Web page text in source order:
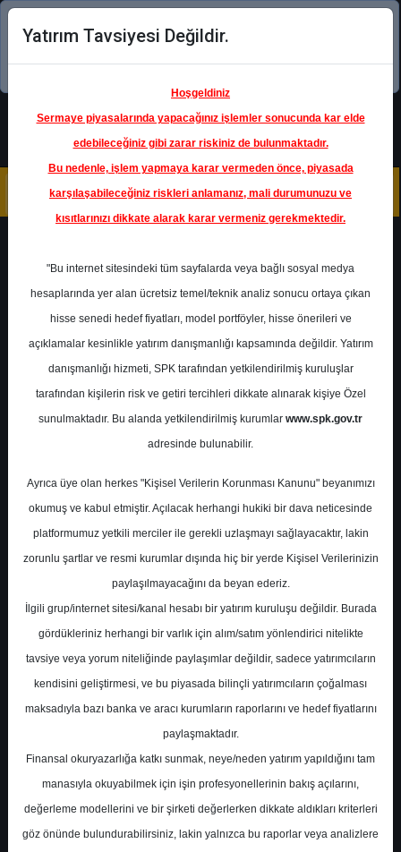
Şimdi uygulamayı indirin!
Ana Sayfa Raporlar
Alnus Yatırım
Rapor Detay
Model Portföy - Alnus
Yatırım
A- A+
Kurum model portföyünden Mavi Giyim'i
çıkarırken Yayla Agro'yu ekledi.
Perşembe, 15 Ocak 2026 00:00
S.No Dosya Adı İndir
Yatırım Tavsiyesi Değildir.
Hoşgeldiniz
Sermaye piyasalarında yapacağınız işlemler sonucunda kar elde
edebileceğiniz gibi zarar riskiniz de bulunmaktadır.
Bu nedenle, işlem yapmaya karar vermeden önce, piyasada
karşılaşabileceğiniz riskleri anlamanız, mali durumunuzu ve
kısıtlarınızı dikkate alarak karar vermeniz gerekmektedir.
"Bu internet sitesindeki tüm sayfalarda veya bağlı sosyal medya
hesaplarında yer alan ücretsiz temel/teknik analiz sonucu ortaya çıkan
hisse senedi hedef fiyatları, model portföyler, hisse önerileri ve
açıklamalar kesinlikle yatırım danışmanlığı kapsamında değildir. Yatırım
danışmanlığı hizmeti, SPK tarafından yetkilendirilmiş kuruluşlar
tarafından kişilerin risk ve getiri tercihleri dikkate alınarak kişiye Özel
sunulmaktadır. Bu alanda yetkilendirilmiş kurumlar www.spk.gov.tr
adresinde bulunabilir.
Ayrıca üye olan herkes "Kişisel Verilerin Korunması Kanunu" beyanımızı
okumuş ve kabul etmiştir. Açılacak herhangi hukiki bir dava neticesinde
platformumuz yetkili merciler ile gerekli uzlaşmayı sağlayacaktır, lakin
zorunlu şartlar ve resmi kurumlar dışında hiç bir yerde Kişisel Verilerinizin
paylaşılmayacağını da beyan ederiz.
İlgili grup/internet sitesi/kanal hesabı bir yatırım kuruluşu değildir. Burada
gördükleriniz herhangi bir varlık için alım/satım yönlendirici nitelikte
tavsiye veya yorum niteliğinde paylaşımlar değildir, sadece yatırımcıların
kendisini geliştirmesi, ve bu piyasada bilinçli yatırımcıların çoğalması
maksadıyla bazı banka ve aracı kurumların raporlarını ve hedef fiyatlarını
paylaşmaktadır.
Finansal okuryazarlığa katkı sunmak, neye/neden yatırım yapıldığını tam
manasıyla okuyabilmek için işin profesyonellerinin bakış açılarını,
değerleme modellerini ve bir şirketi değerlerken dikkate aldıkları kriterleri
göz önünde bulundurabilirsiniz, lakin yalnızca bu raporlar veya analizlere